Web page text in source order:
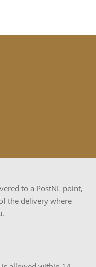
to a PostNL point,
the delivery where